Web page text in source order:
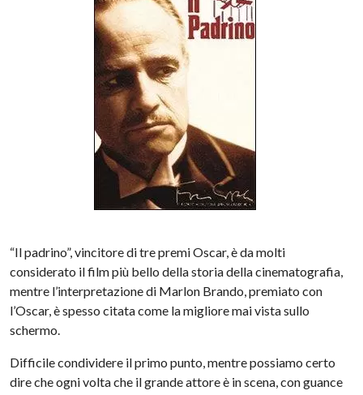
“Il padrino”, vincitore di tre premi Oscar, è da molti
considerato il film più bello della storia della cinematografia,
mentre l’interpretazione di Marlon Brando, premiato con
l’Oscar, è spesso citata come la migliore mai vista sullo
schermo.
Difficile condividere il primo punto, mentre possiamo certo
dire che ogni volta che il grande attore è in scena, con guance